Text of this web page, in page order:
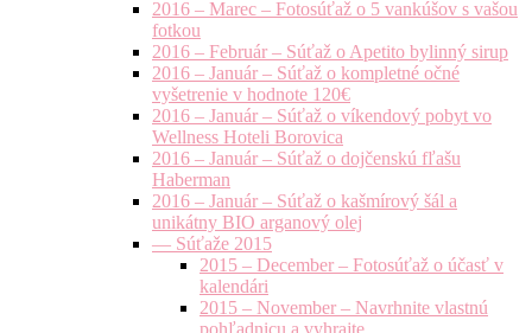
2016 – Marec – Fotosúťaž o 5 vankúšov s vašou
fotkou
2016 – Február – Súťaž o Apetito bylinný sirup
2016 – Január – Súťaž o kompletné očné
vyšetrenie v hodnote 120€
2016 – Január – Súťaž o víkendový pobyt vo
Wellness Hoteli Borovica
2016 – Január – Súťaž o dojčenskú fľašu
Haberman
2016 – Január – Súťaž o kašmírový šál a
unikátny BIO arganový olej
— Súťaže 2015
2015 – December – Fotosúťaž o účasť v
kalendári
2015 – November – Navrhnite vlastnú
pohľadnicu a vyhrajte